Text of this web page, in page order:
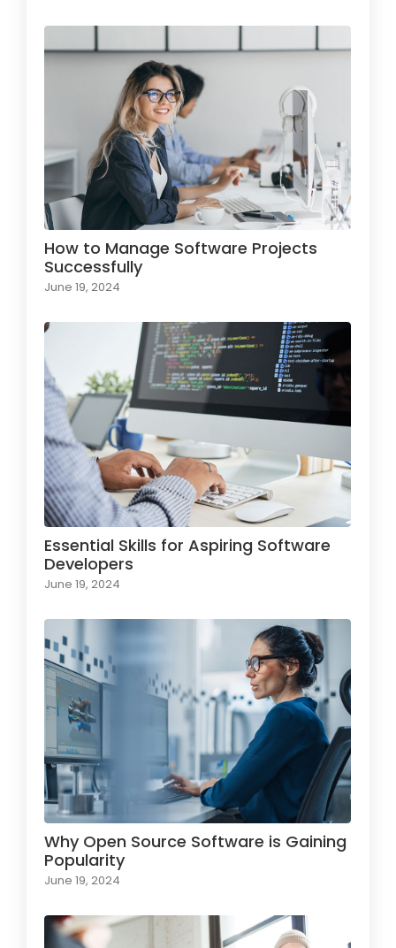
How to Manage Software Projects
Successfully
June 19, 2024
Essential Skills for Aspiring Software
Developers
June 19, 2024
Why Open Source Software is Gaining
Popularity
June 19, 2024